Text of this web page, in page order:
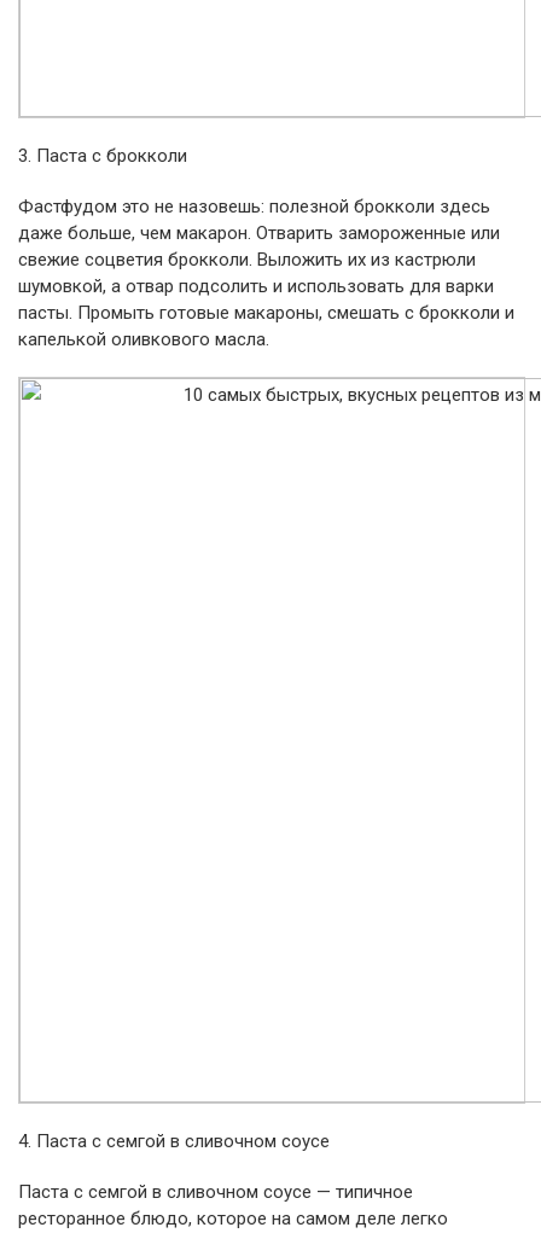
3. Паста с брокколи
Фастфудом это не назовешь: полезной брокколи здесь
даже больше, чем макарон. Отварить замороженные или
свежие соцветия брокколи. Выложить их из кастрюли
шумовкой, а отвар подсолить и использовать для варки
пасты. Промыть готовые макароны, смешать с брокколи и
капелькой оливкового масла.
4. Паста с семгой в сливочном соусе
Паста с семгой в сливочном соусе — типичное
ресторанное блюдо, которое на самом деле легко